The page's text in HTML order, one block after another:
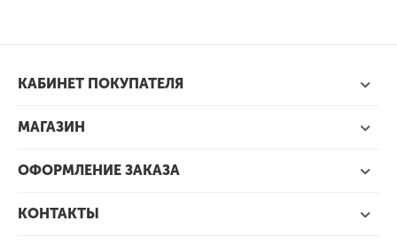
КАБИНЕТ ПОКУПАТЕЛЯ
МАГАЗИН
ОФОРМЛЕНИЕ ЗАКАЗА
КОНТАКТЫ